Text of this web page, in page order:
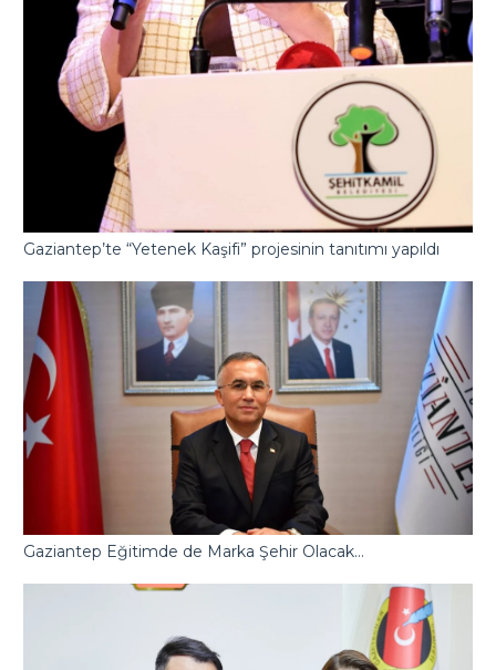
Gaziantep’te “Yetenek Kaşifi” projesinin tanıtımı yapıldı
Gaziantep Eğitimde de Marka Şehir Olacak…